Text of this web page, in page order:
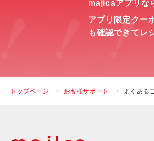
majicaアプリな
アプリ限定クー
も確認できてレ
トップページ お客様サポート よくある